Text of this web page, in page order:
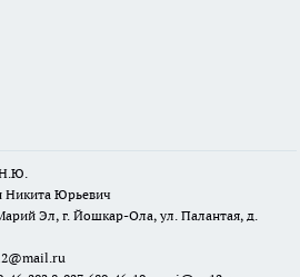
Никита Юрьевич
Эл, г. Йошкар-Ола, ул. Палантая, д.